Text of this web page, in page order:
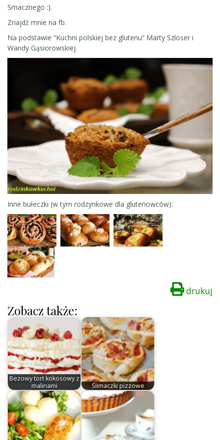
Smacznego :).
Znajdź mnie na fb.
Na podstawie “Kuchni polskiej bez glutenu” Marty Szloser i
Wandy Gąsiorowskiej.
Inne bułeczki (w tym rodzynkowe dla glutenowców):
drukuj
Zobacz także:
Bezowy tort kokosowy z
malinami
Ślimaczki pizzowe